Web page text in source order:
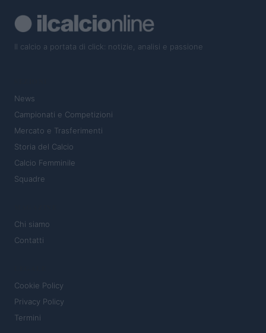
Il calcio a portata di click: notizie, analisi e passione
News
Campionati e Competizioni
Mercato e Trasferimenti
Storia del Calcio
Calcio Femminile
Squadre
Chi siamo
Contatti
Cookie Policy
Privacy Policy
Termini